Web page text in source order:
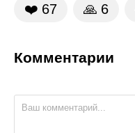
❤️ 67 🙏 6
Комментарии